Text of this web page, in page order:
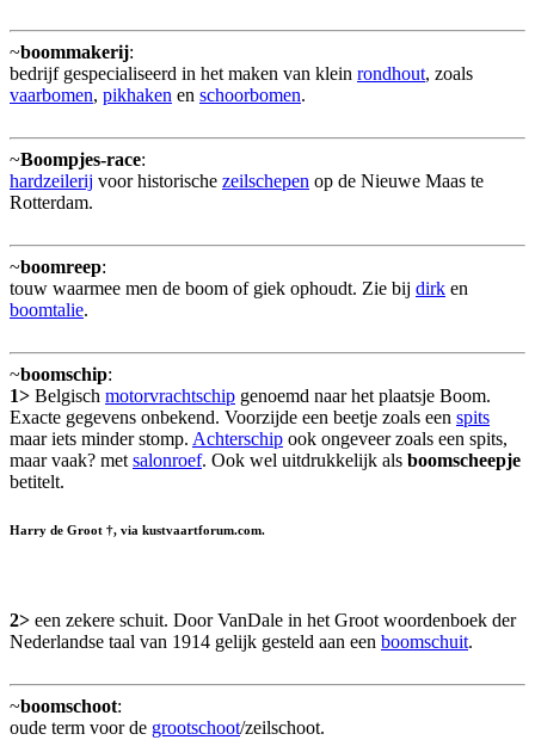
~boommakerij:
bedrijf gespecialiseerd in het maken van klein rondhout, zoals
vaarbomen, pikhaken en schoorbomen.
~Boompjes-race:
hardzeilerij voor historische zeilschepen op de Nieuwe Maas te
Rotterdam.
~boomreep:
touw waarmee men de boom of giek ophoudt. Zie bij dirk en
boomtalie.
~boomschip:
1> Belgisch motorvrachtschip genoemd naar het plaatsje Boom.
Exacte gegevens onbekend. Voorzijde een beetje zoals een spits
maar iets minder stomp. Achterschip ook ongeveer zoals een spits,
maar vaak? met salonroef. Ook wel uitdrukkelijk als boomscheepje
betitelt.
Harry de Groot †, via kustvaartforum.com.
2> een zekere schuit. Door VanDale in het Groot woordenboek der
Nederlandse taal van 1914 gelijk gesteld aan een boomschuit.
~boomschoot:
oude term voor de grootschoot/zeilschoot.